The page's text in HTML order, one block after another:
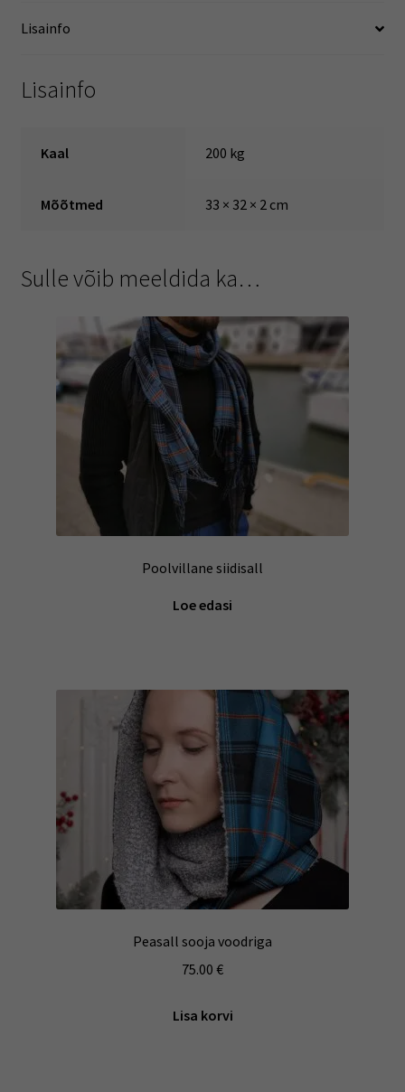
Lisainfo
Lisainfo
Kaal 200 kg
Mõõtmed 33 × 32 × 2 cm
Sulle võib meeldida ka…
Poolvillane siidisall
Loe edasi
Peasall sooja voodriga
75.00 €
Lisa korvi